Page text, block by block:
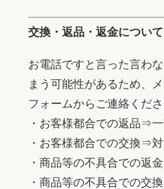
交換・返品・返金について
お電話ですと言った言わ
まう可能性があるため、
フォームからご連絡くださ
・お客様都合での返品⇒
・お客様都合での交換⇒
・商品等の不具合での返
・商品等の不具合での交